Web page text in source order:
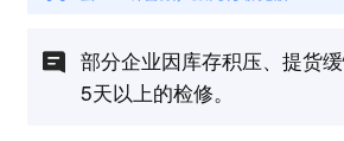
部分企业因库存积压、提货
5天以上的检修。